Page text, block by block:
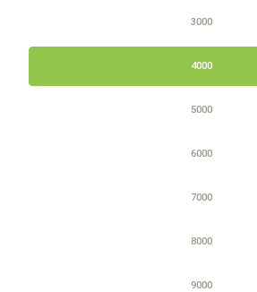
3000
4000
5000
6000
7000
8000
9000